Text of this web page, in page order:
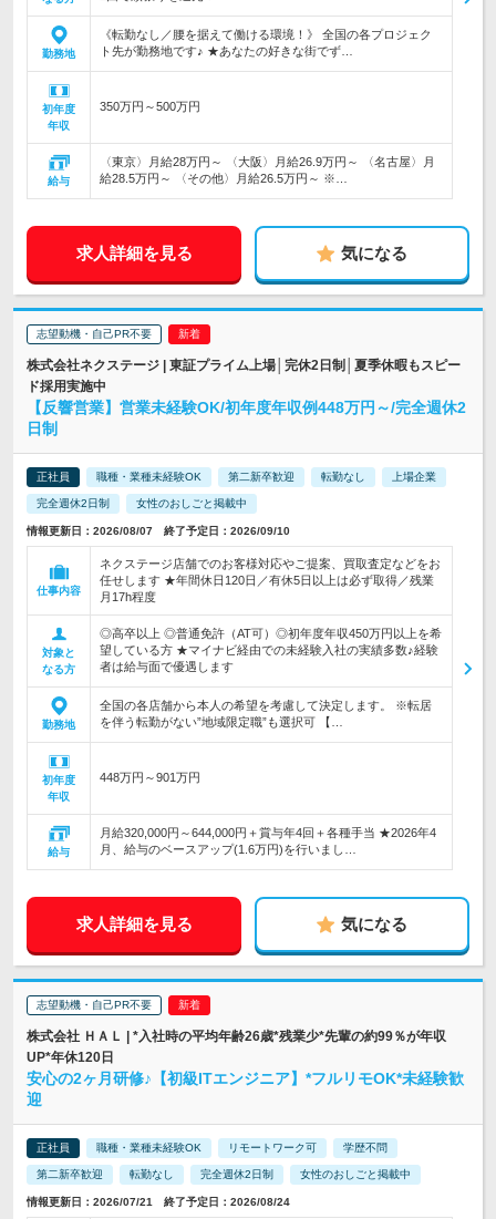
勤務地
《転勤なし／腰を据えて働ける環境！》 全国の各プロジェク
ト先が勤務地です♪ ★あなたの好きな街でず…
初年度
年収
350万円～500万円
給与
〈東京〉月給28万円～ 〈大阪〉月給26.9万円～ 〈名古屋〉月
給28.5万円～ 〈その他〉月給26.5万円～ ※…
求人詳細を見る 気になる
志望動機・自己PR不要
株式会社ネクステージ | 東証プライム上場│完休2日制│夏季休暇もスピー
ド採用実施中
【反響営業】営業未経験OK/初年度年収例448万円～/完全週休2
日制
正社員 職種・業種未経験OK 第二新卒歓迎 転勤なし 上場企業
完全週休2日制 女性のおしごと掲載中
情報更新日：2026/08/07 終了予定日：2026/09/10
仕事内容
ネクステージ店舗でのお客様対応やご提案、買取査定などをお
任せします ★年間休日120日／有休5日以上は必ず取得／残業
月17h程度
対象と
なる方
◎高卒以上 ◎普通免許（AT可）◎初年度年収450万円以上を希
望している方 ★マイナビ経由での未経験入社の実績多数♪経験
者は給与面で優遇します
勤務地
全国の各店舗から本人の希望を考慮して決定します。 ※転居
を伴う転勤がない”地域限定職”も選択可 【…
初年度
年収
448万円～901万円
給与
月給320,000円～644,000円＋賞与年4回＋各種手当 ★2026年4
月、給与のベースアップ(1.6万円)を行いまし…
求人詳細を見る 気になる
志望動機・自己PR不要
株式会社 ＨＡＬ | *入社時の平均年齢26歳*残業少*先輩の約99％が年収
UP*年休120日
安心の2ヶ月研修♪【初級ITエンジニア】*フルリモOK*未経験歓
迎
正社員 職種・業種未経験OK リモートワーク可 学歴不問
第二新卒歓迎 転勤なし 完全週休2日制 女性のおしごと掲載中
情報更新日：2026/07/21 終了予定日：2026/08/24